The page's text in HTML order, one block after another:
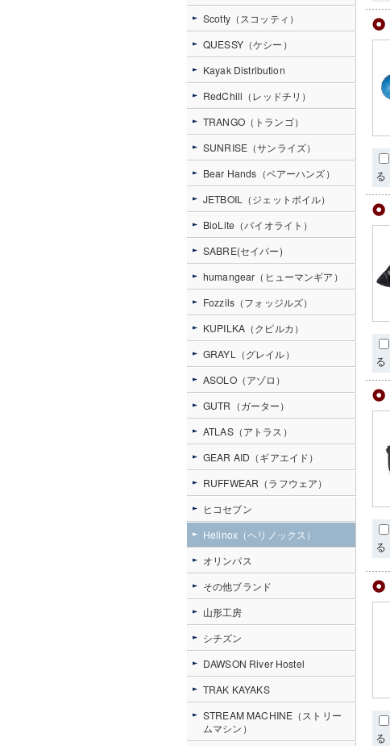
る
る
る
る
Scotty（スコッティ）
QUESSY（ケシー）
Kayak Distribution
RedChili（レッドチリ）
TRANGO（トランゴ）
SUNRISE（サンライズ）
Bear Hands（ベアーハンズ）
JETBOIL（ジェットボイル）
BioLite（バイオライト）
SABRE(セイバー)
humangear（ヒューマンギア）
Fozzils（フォッジルズ）
KUPILKA（クピルカ）
GRAYL（グレイル）
ASOLO（アゾロ）
GUTR（ガーター）
ATLAS（アトラス）
GEAR AID（ギアエイド）
RUFFWEAR（ラフウェア）
ヒコセブン
Helinox（ヘリノックス）
オリンパス
その他ブランド
山形工房
シチズン
DAWSON River Hostel
TRAK KAYAKS
STREAM MACHINE（ストリー
ムマシン）